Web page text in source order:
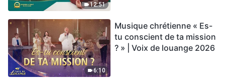
12:51
6:10
Musique chrétienne « Es-
tu conscient de ta mission
? » | Voix de louange 2026